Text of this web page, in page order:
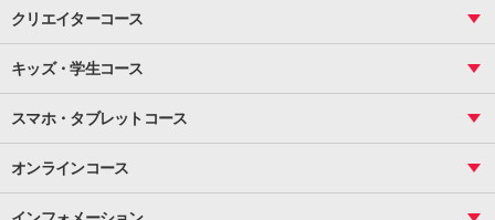
資料作成（基礎）
資料作成（応用）
Word
文書作成（応用）
文書作成（デザイン活用）
ビジネス統計
CS
サーティファイ
インターネット活用
メール活用
クリエイターコース
基礎
応用
Illustrator
基礎
応用
HTML/CSS
キッズ・学生コース
プライマリー（年長～小２）
スタンダード（小３～小６）
マインクラフト（年長～小６）
パソコンコース
スマホ・タブレットコース
初めてのInstagram
オンラインコース